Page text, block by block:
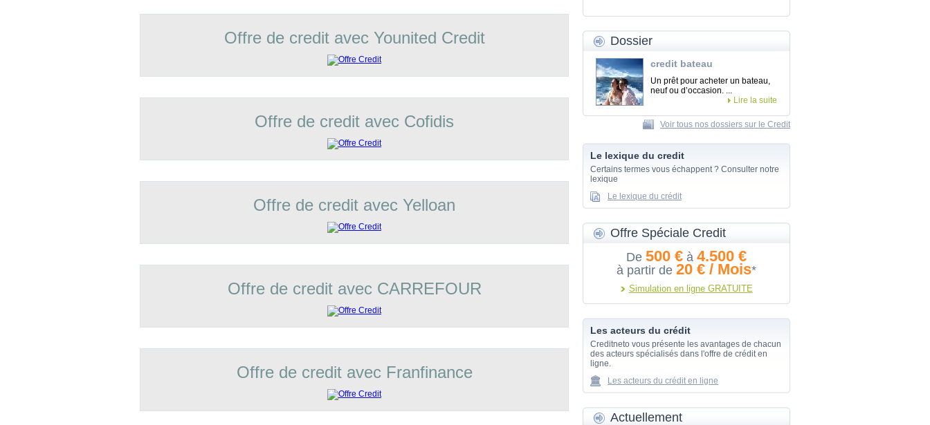
Offre de credit avec Younited Credit
Offre de credit avec Cofidis
Offre de credit avec Yelloan
Offre de credit avec CARREFOUR
Offre de credit avec Franfinance
Dossier
credit bateau
Un prêt pour acheter un bateau,
neuf ou d’occasion. ...
Lire la suite
Voir tous nos dossiers sur le Credit
Le lexique du credit
Certains termes vous échappent ? Consulter notre
lexique
Le lexique du crédit
Offre Spéciale Credit
De 500 € à 4.500 €
à partir de 20 € / Mois*
Simulation en ligne GRATUITE
Les acteurs du crédit
Creditneto vous présente les avantages de chacun
des acteurs spécialisés dans l'offre de crédit en
ligne.
Les acteurs du crédit en ligne
Actuellement